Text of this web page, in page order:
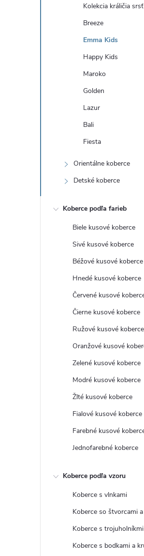
Kolekcia králičia srsť
Breeze
Emma Kids
Happy Kids
Maroko
Golden
Lazur
Bali
Fiesta
Orientálne koberce
Detské koberce
Koberce podľa farieb
Biele kusové koberce
Sivé kusové koberce
Béžové kusové koberce
Hnedé kusové koberce
Červené kusové
Čierne kusové koberce
Ružové kusové koberce
Oranžové kusové
Zelené kusové koberce
Modré kusové koberce
Žlté kusové koberce
Fialové kusové koberce
Farebné kusové
Jednofarebné koberce
Koberce podľa vzoru
Koberce s vlnkami
Koberce so štvorcami
Koberce s trojuholníkmi
Koberce s bodkami a